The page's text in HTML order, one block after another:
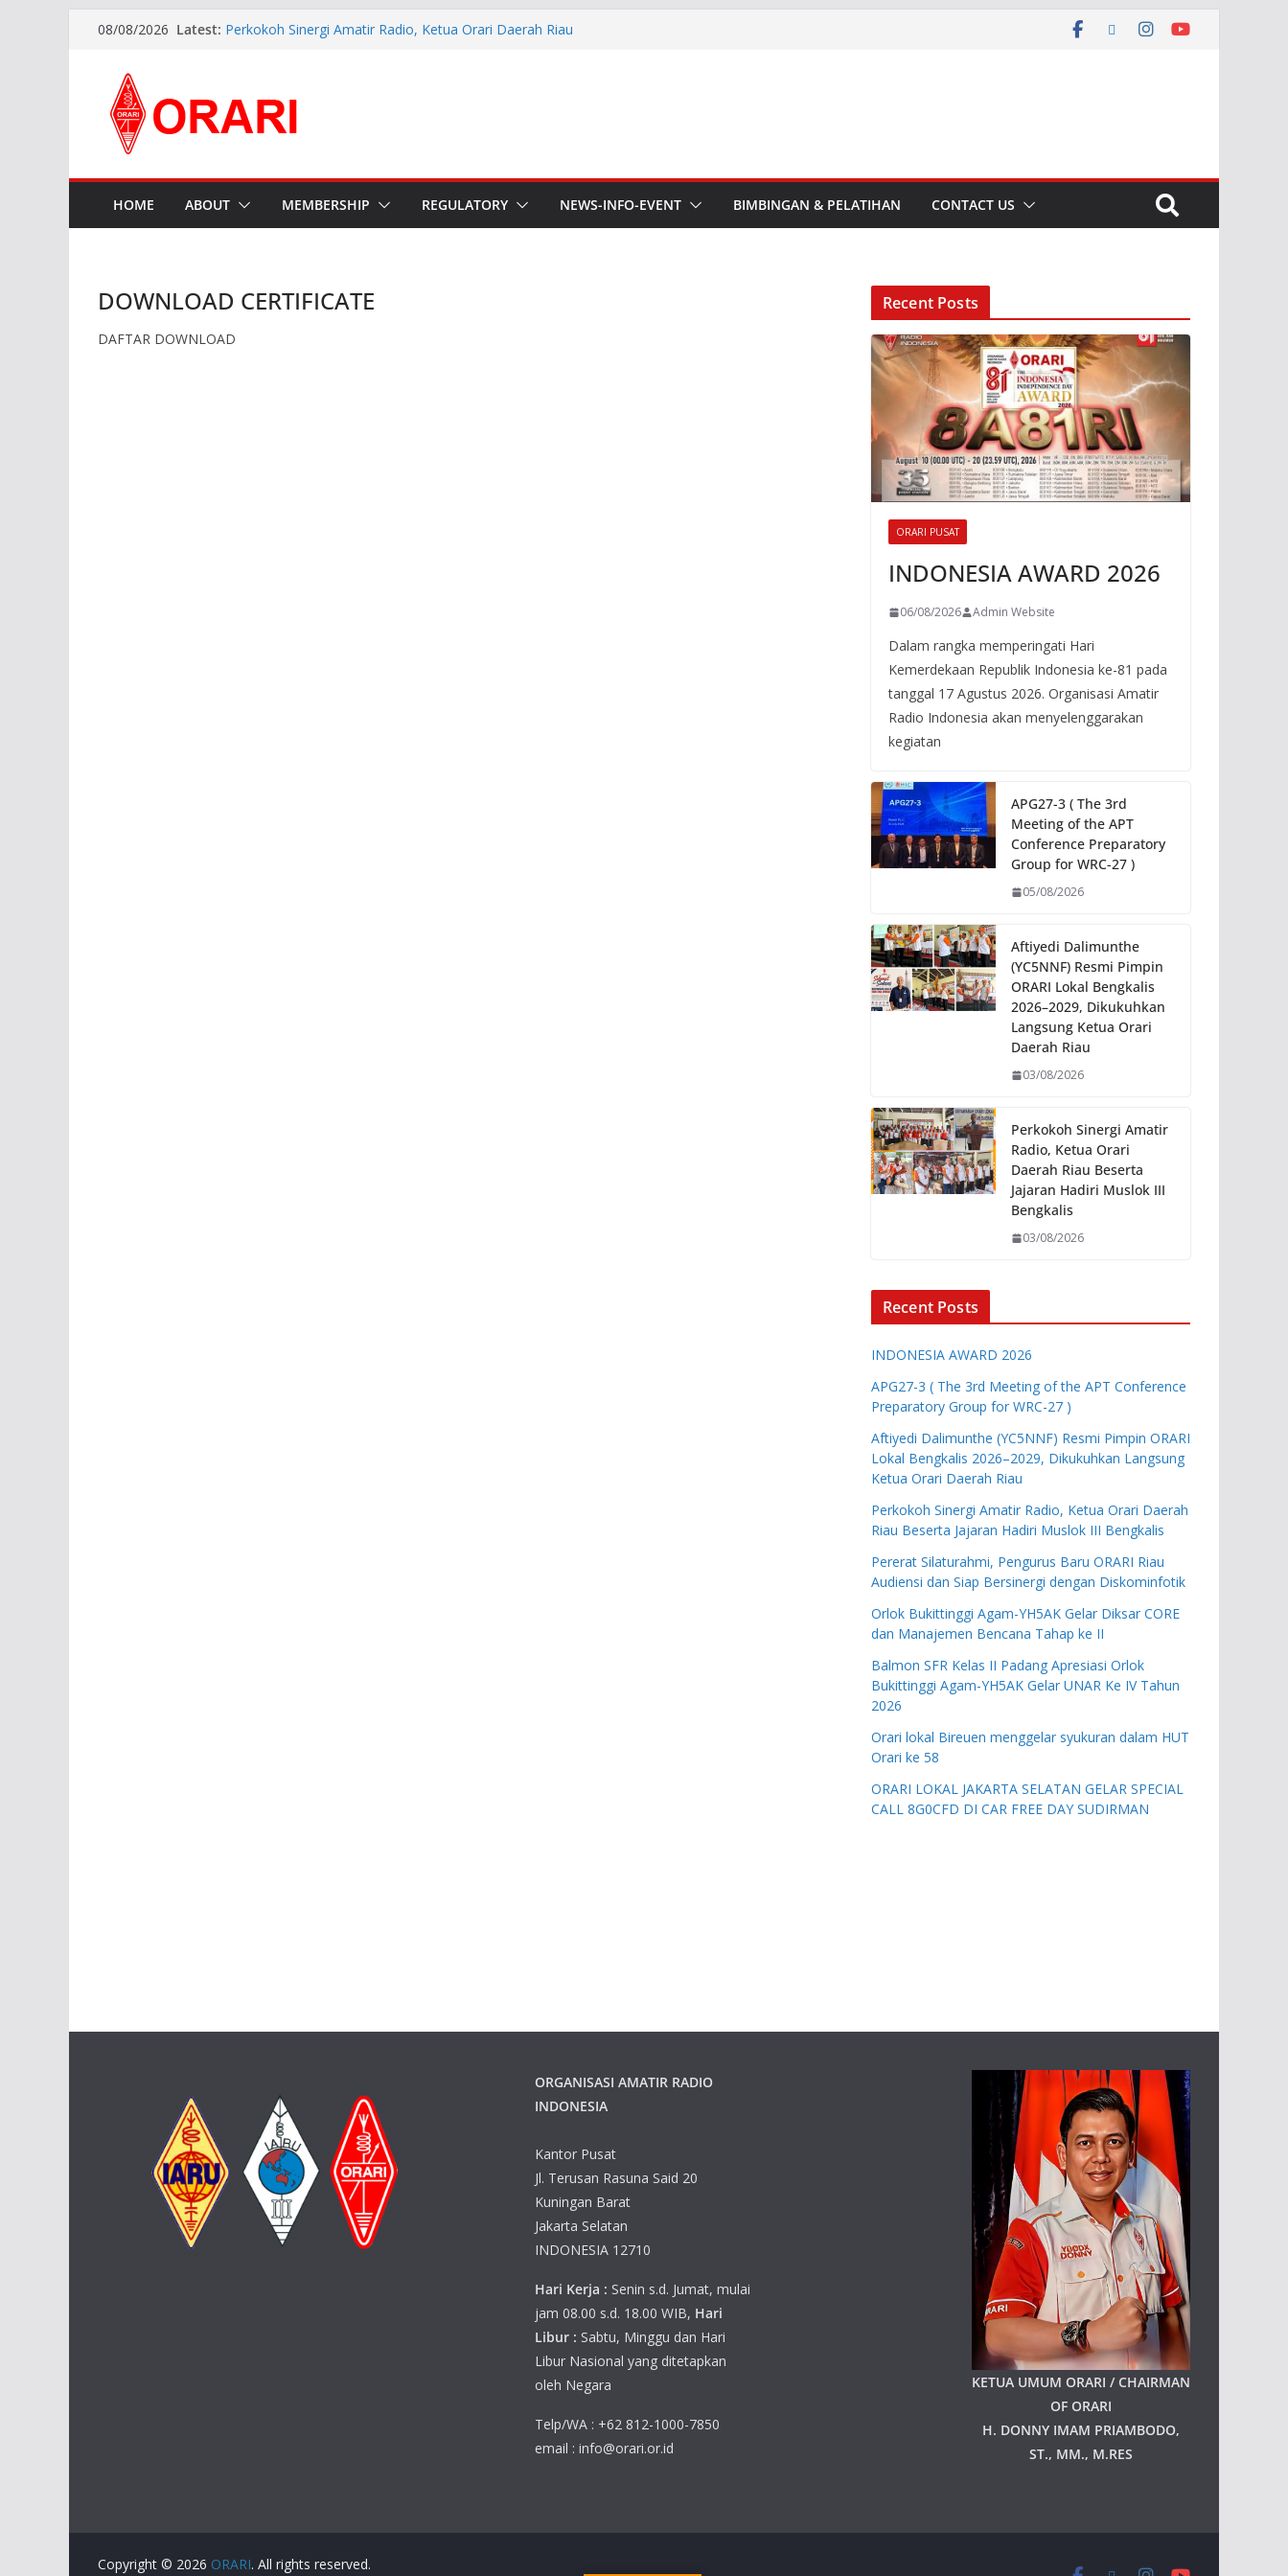
08/08/2026 Latest: Perkokoh Sinergi Amatir Radio, Ketua Orari Daerah Riau
INDONESIA AWARD 2026
APG27-3 ( The 3rd Meeting of the APT Conference
Bengkalis 2026–2029, Dikukuhkan Langsung Ketua Orari
Daerah Riau
HOME ABOUT MEMBERSHIP REGULATORY NEWS-INFO-EVENT BIMBINGAN & PELATIHAN CONTACT US
DOWNLOAD CERTIFICATE
DAFTAR DOWNLOAD
Recent Posts
ORARI PUSAT
INDONESIA AWARD 2026
06/08/2026 Admin Website
Dalam rangka memperingati Hari
Kemerdekaan Republik Indonesia ke-81 pada
tanggal 17 Agustus 2026. Organisasi Amatir
Radio Indonesia akan menyelenggarakan
kegiatan
APG27-3 ( The 3rd
Meeting of the APT
Conference Preparatory
Group for WRC-27 )
05/08/2026
Aftiyedi Dalimunthe
(YC5NNF) Resmi Pimpin
ORARI Lokal Bengkalis
2026–2029, Dikukuhkan
Langsung Ketua Orari
Daerah Riau
03/08/2026
Perkokoh Sinergi Amatir
Radio, Ketua Orari
Daerah Riau Beserta
Jajaran Hadiri Muslok III
Bengkalis
03/08/2026
Recent Posts
INDONESIA AWARD 2026
APG27-3 ( The 3rd Meeting of the APT Conference
Preparatory Group for WRC-27 )
Aftiyedi Dalimunthe (YC5NNF) Resmi Pimpin ORARI
Lokal Bengkalis 2026–2029, Dikukuhkan Langsung
Ketua Orari Daerah Riau
Perkokoh Sinergi Amatir Radio, Ketua Orari Daerah
Riau Beserta Jajaran Hadiri Muslok III Bengkalis
Pererat Silaturahmi, Pengurus Baru ORARI Riau
Audiensi dan Siap Bersinergi dengan Diskominfotik
Orlok Bukittinggi Agam-YH5AK Gelar Diksar CORE
dan Manajemen Bencana Tahap ke II
Balmon SFR Kelas II Padang Apresiasi Orlok
Bukittinggi Agam-YH5AK Gelar UNAR Ke IV Tahun
2026
Orari lokal Bireuen menggelar syukuran dalam HUT
Orari ke 58
ORARI LOKAL JAKARTA SELATAN GELAR SPECIAL
CALL 8G0CFD DI CAR FREE DAY SUDIRMAN
ORGANISASI AMATIR RADIO
INDONESIA
Kantor Pusat
Jl. Terusan Rasuna Said 20
Kuningan Barat
Jakarta Selatan
INDONESIA 12710
Hari Kerja : Senin s.d. Jumat, mulai
jam 08.00 s.d. 18.00 WIB, Hari
Libur : Sabtu, Minggu dan Hari
Libur Nasional yang ditetapkan
oleh Negara
Telp/WA : +62 812-1000-7850
email : info@orari.or.id
KETUA UMUM ORARI / CHAIRMAN
OF ORARI
H. DONNY IMAM PRIAMBODO,
ST., MM., M.RES
Copyright © 2026 ORARI. All rights reserved.